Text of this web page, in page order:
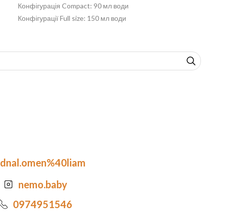
Конфігурація Compact: 90 мл води
Конфігурації Full size: 150 мл води
dnal.omen%40liam
nemo.baby
0974951546